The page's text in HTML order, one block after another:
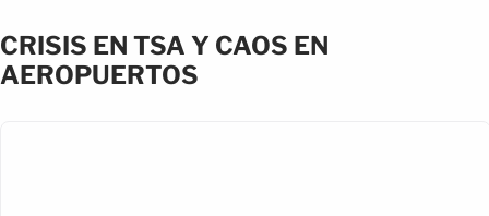
CRISIS EN TSA Y CAOS EN
AEROPUERTOS